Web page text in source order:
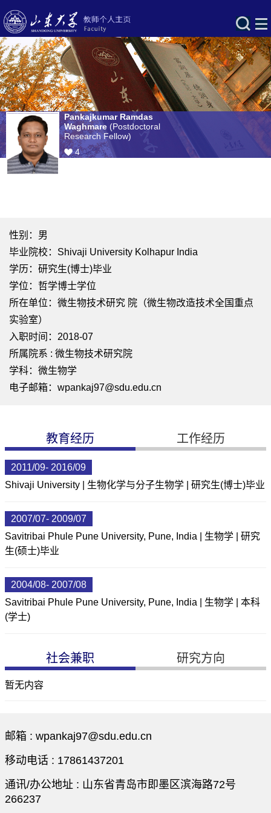
Pankajkumar Ramdas
Waghmare (Postdoctoral
Research Fellow)
4
性别：男
毕业院校：Shivaji University Kolhapur India
学历：研究生(博士)毕业
学位：哲学博士学位
所在单位：微生物技术研究 院（微生物改造技术全国重点
实验室）
入职时间：2018-07
所属院系 : 微生物技术研究院
学科：微生物学
电子邮箱： wpankaj97@sdu.edu.cn
教育经历 工作经历
2011/09- 2016/09
Shivaji University | 生物化学与分子生物学 | 研究生(博士)毕业
2007/07- 2009/07
Savitribai Phule Pune University, Pune, India | 生物学 | 研究
生(硕士)毕业
2004/08- 2007/08
Savitribai Phule Pune University, Pune, India | 生物学 | 本科
(学士)
社会兼职 研究方向
暂无内容
邮箱 : wpankaj97@sdu.edu.cn
移动电话 : 17861437201
通讯/办公地址 : 山东省青岛市即墨区滨海路72号
266237